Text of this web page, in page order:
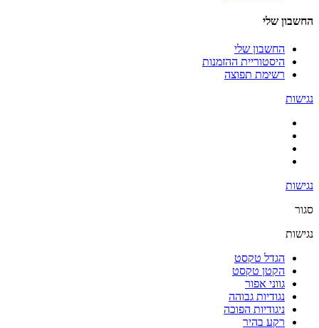
החשבון שלי
החשבון שלי
היסטוריית ההזמנות
רשימת תפוצה
נגישות
נגישות
סגור
נגישות
הגדל טקסט
הקטן טקסט
גווני אפור
נגודיות גבוהה
ניגודיות הפוכה
רקע בהיר